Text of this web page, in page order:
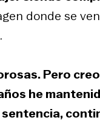
donde se
Pero
he